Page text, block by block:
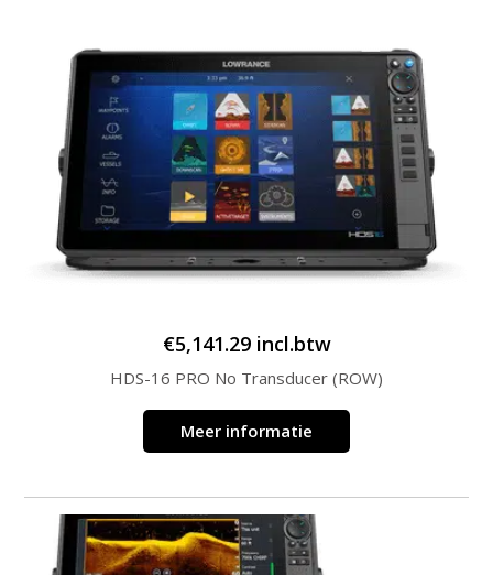
€5,141.29 incl.btw
HDS-16 PRO No Transducer (ROW)
Meer informatie